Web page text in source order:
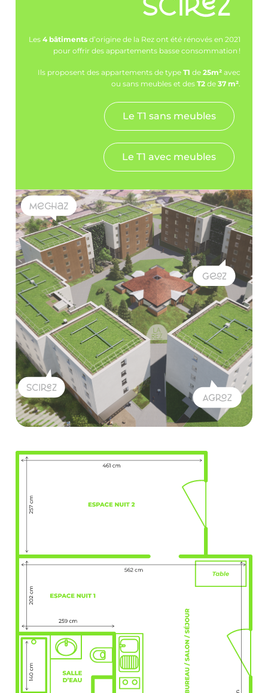
Les 4 bâtiments d’origine de la Rez ont été rénovés en 2021
pour offrir des appartements basse consommation !
Ils proposent des appartements de type T1 de 25m² avec
ou sans meubles et des T2 de 37 m².
Le T1 sans meubles
Le T1 avec meubles